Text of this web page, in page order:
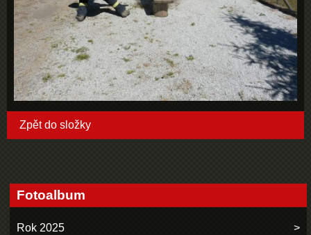
Zpět do složky
Fotoalbum
Rok 2025